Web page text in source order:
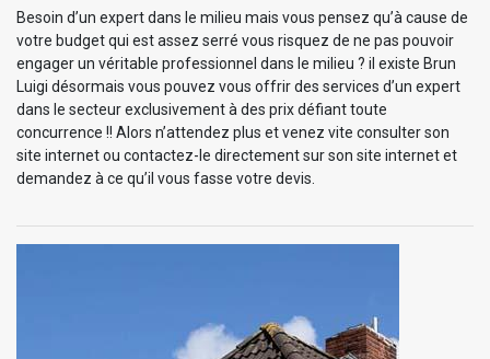
Besoin d’un expert dans le milieu mais vous pensez qu’à cause de
votre budget qui est assez serré vous risquez de ne pas pouvoir
engager un véritable professionnel dans le milieu ? il existe Brun
Luigi désormais vous pouvez vous offrir des services d’un expert
dans le secteur exclusivement à des prix défiant toute
concurrence !! Alors n’attendez plus et venez vite consulter son
site internet ou contactez-le directement sur son site internet et
demandez à ce qu’il vous fasse votre devis.